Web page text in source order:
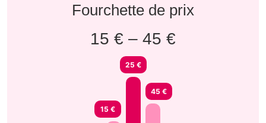
Fourchette de prix
15 € – 45 €
15 €
25 €
45 €